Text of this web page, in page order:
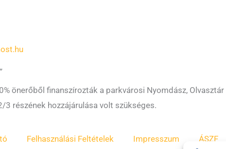
önerőből finanszírozták a parkvárosi Nyomdász,
3 részének hozzájárulása volt szükséges.
Felhasználási Feltételek Impresszum ÁSZF